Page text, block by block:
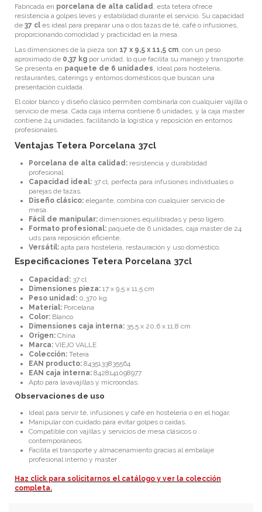
Fabricada en porcelana de alta calidad, esta tetera ofrece
resistencia a golpes leves y estabilidad durante el servicio. Su capacidad
de 37 cl es ideal para preparar una o dos tazas de té, café o infusiones,
proporcionando comodidad y practicidad en la mesa.
Las dimensiones de la pieza son 17 x 9,5 x 11,5 cm, con un peso
aproximado de 0,37 kg por unidad, lo que facilita su manejo y transporte.
Se presenta en paquete de 6 unidades, ideal para hostelería,
restaurantes, caterings y entornos domésticos que buscan una
presentación cuidada.
El color blanco y diseño clásico permiten combinarla con cualquier vajilla o
servicio de mesa. Cada caja interna contiene 6 unidades, y la caja master
contiene 24 unidades, facilitando la logística y reposición en entornos
profesionales.
Ventajas Tetera Porcelana 37cl
Porcelana de alta calidad: resistencia y durabilidad
profesional.
Capacidad ideal: 37 cl, perfecta para infusiones individuales o
parejas de tazas.
Diseño clásico: elegante, combina con cualquier servicio de
mesa.
Fácil de manipular: dimensiones equilibradas y peso ligero.
Formato profesional: paquete de 6 unidades, caja master de 24
uds para reposición eficiente.
Versátil: apta para hostelería, restauración y uso doméstico.
Especificaciones Tetera Porcelana 37cl
Capacidad: 37 cl
Dimensiones pieza: 17 x 9,5 x 11,5 cm
Peso unidad: 0,370 kg
Material: Porcelana
Color: Blanco
Dimensiones caja interna: 35,5 x 20,6 x 11,8 cm
Origen: China
Marca: VIEJO VALLE
Colección: Tetera
EAN producto: 8435133835564
EAN caja interna: 8428141098977
Apto para lavavajillas y microondas.
Observaciones de uso
Ideal para servir té, infusiones y café en hostelería o en el hogar.
Manipular con cuidado para evitar golpes o caídas.
Compatible con vajillas y servicios de mesa clásicos o
contemporáneos.
Facilita el transporte y almacenamiento gracias al embalaje
profesional interno y master .
Haz click para solicitarnos el catálogo y ver la colección
completa.